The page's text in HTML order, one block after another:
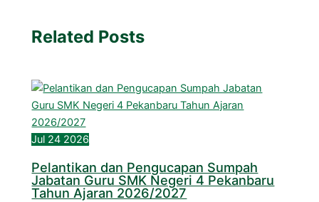
Related Posts
Jul 24 2026
Pelantikan dan Pengucapan Sumpah
Jabatan Guru SMK Negeri 4 Pekanbaru
Tahun Ajaran 2026/2027